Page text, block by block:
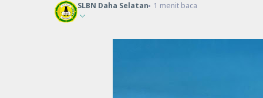
SLBN Daha Selatan 1 menit baca